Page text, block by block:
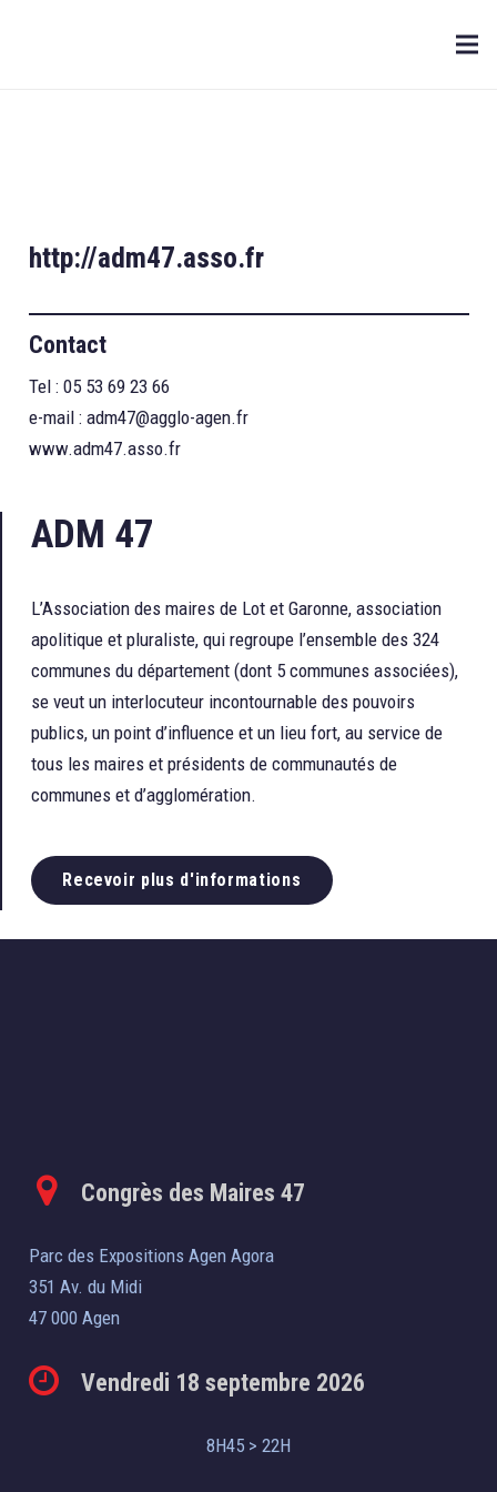
http://adm47.asso.fr
Contact
Tel : 05 53 69 23 66
e-mail : adm47@agglo-agen.fr
www.adm47.asso.fr
ADM 47
L’Association des maires de Lot et Garonne, association
apolitique et pluraliste, qui regroupe l’ensemble des 324
communes du département (dont 5 communes associées),
se veut un interlocuteur incontournable des pouvoirs
publics, un point d’influence et un lieu fort, au service de
tous les maires et présidents de communautés de
communes et d’agglomération.
Recevoir plus d'informations
Congrès des Maires 47
Parc des Expositions Agen Agora
351 Av. du Midi
47 000 Agen
Vendredi 18 septembre 2026
8H45 > 22H